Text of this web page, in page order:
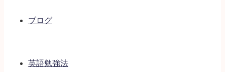
ブログ
英語勉強法